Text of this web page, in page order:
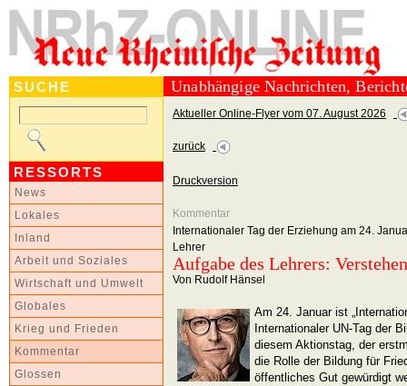
SUCHE
RESSORTS
News
Lokales
Inland
Arbeit und Soziales
Wirtschaft und Umwelt
Globales
Krieg und Frieden
Kommentar
Glossen
Unabhängige Nachrichten,
Aktueller Online-Flyer vom 07. August 2026
zurück
Druckversion
Kommentar
Internationaler Tag der Erziehung am 24.
Lehrer
Aufgabe des Lehrers:
Von Rudolf Hänsel
Am 24. Januar ist
Internationaler UN-Tag der
diesem Aktionstag, der
die Rolle der Bildung für
öffentliches Gut gewürdigt